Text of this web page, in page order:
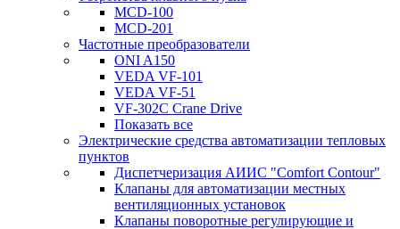
MCD-100
MCD-201
Частотные преобразователи
ONI A150
VEDA VF-101
VEDA VF-51
VF-302C Crane Drive
Показать все
Электрические средства автоматизации тепловых
пунктов
Диспетчеризация АИИС "Comfort Contour"
Клапаны для автоматизации местных
вентиляционных установок
Клапаны поворотные регулирующие и